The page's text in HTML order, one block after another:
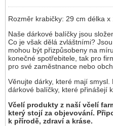
Rozměr krabičky: 29 cm délka
Naše dárkové balíčky jsou
Co je však dělá zvláštními?
mohou být přizpůsobeny na
konečné spotřebitele, tak pro
pro své zaměstnance nebo
Věnujte dárky, které mají
dárkové balíčky, které přinášejí
Včelí produkty z naší včelí
který stojí za objevování.
k přírodě, zdraví a kráse.